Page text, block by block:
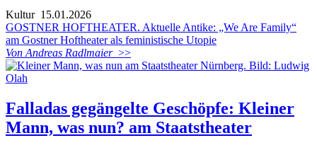
Kultur15.01.2026
GOSTNER HOFTHEATER. Aktuelle Antike: „We Are Family“
am Gostner Hoftheater als feministische Utopie
Von Andreas Radlmaier>>
Falladas gegängelte Geschöpfe: Kleiner
Mann, was nun? am Staatstheater